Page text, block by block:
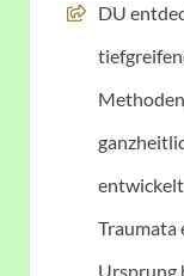
DU
Traumata
Ursprung